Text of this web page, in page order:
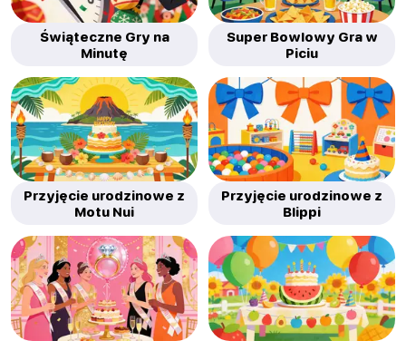
Świąteczne Gry na
Minutę
Super Bowlowy Gra w
Piciu
Przyjęcie urodzinowe z
Motu Nui
Przyjęcie urodzinowe z
Blippi